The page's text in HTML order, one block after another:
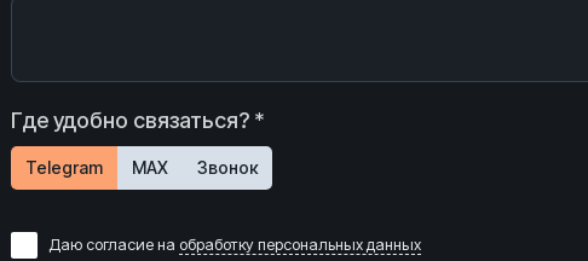
Где удобно связаться? *
Telegram MAX Звонок
Даю согласие на обработку персональных данных